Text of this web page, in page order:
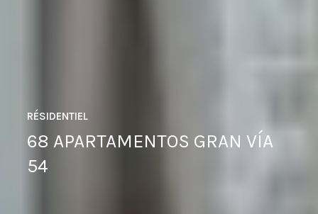
RÉSIDENTIEL
68 APARTAMENTOS GRAN VÍA
54